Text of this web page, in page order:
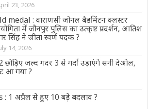
23, 2026
medal : वाराणसी जोनल बैडमिंटन क्लस्टर
में जौनपुर पुलिस का उत्कृष्ट प्रदर्शन, आतिश
सिंह ने जीता स्वर्ण पदक ?
14, 2026
छोड़िए जल्द गदर 3 से गर्दा उड़ाएंगे सनी देओल,
आ गया ?
1 अप्रैल से हुए 10 बड़े बदलाव ?